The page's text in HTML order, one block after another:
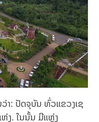
າ: ປັດຈຸບັນ ທົ່ວແຂວງເຊ
ງ. ໃນນັ້ນ ມີແຫຼ່ງ